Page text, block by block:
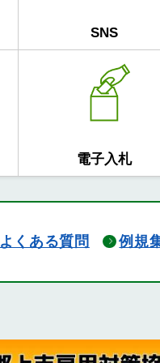
SNS
電子入札
よくある質問 例規